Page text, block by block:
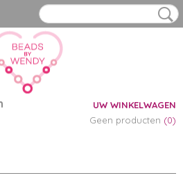
UW WINKELWAGEN
Geen producten (0)